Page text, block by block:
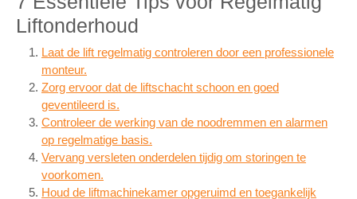
Liftonderhoud
Laat de lift regelmatig controleren door een professionele
monteur.
Zorg ervoor dat de liftschacht schoon en goed
geventileerd is.
Controleer de werking van de noodremmen en alarmen
op regelmatige basis.
Vervang versleten onderdelen tijdig om storingen te
voorkomen.
Houd de liftmachinekamer opgeruimd en toegankelijk